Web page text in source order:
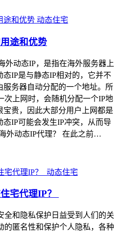
动态住宅
途和优势
外动态IP，是指在海外服务器上
态IP是与静态IP相对的，它并不
服务器自动分配的一个地址。所
次上网时，会随机分配一个IP地
宝贵，因此大部分用户上网都是
态IP可能会发生IP冲突，从而导
外动态IP代理？ 在此之前…
动态住宅
宅代理IP？
全和隐私保护日益受到人们的关
的匿名性和保护个人隐私，各种